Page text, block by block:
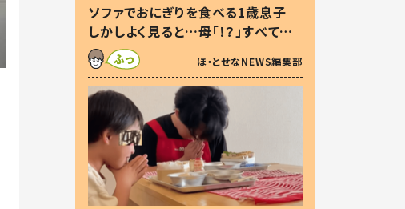
ソファでおにぎりを食べる1歳息子
しかしよく見ると…母「！？」すべてを
察した母の投稿に「可愛いから許
す！」「現行犯〜」
ほ・とせなNEWS編集部